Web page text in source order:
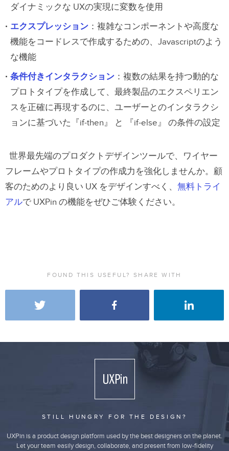
ダイナミックな UXの実現に変数を使用
エクスプレッション ：複雑なコンポーネントや高度な
機能をコードレスで作成するための、Javascriptのよう
な機能
条件付きインタラクション ：複数の結果を持つ動的な
プロトタイプを作成して、最終製品のエクスペリエン
スを正確に再現するのに、ユーザーとのインタラクシ
ョンに基づいた『if-then』 と 『if-else』 の条件の設定
世界最先端のプロダクトデザインツールで、ワイヤー
フレームやプロトタイプの作成力を強化しませんか。顧
客のためのより良い UX をデザインすべく、 無料トライ
アルで UXPin の機能をぜひご体験ください。
FOUND THIS USEFUL? SHARE WITH
STILL HUNGRY FOR THE DESIGN?
UXPin is a product design platform used by the best designers on the planet.
Let your team easily design, collaborate, and present from low-fidelity